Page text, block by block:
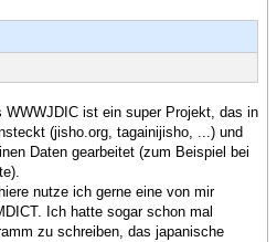
ist ein super Projekt, das in
(jisho.org, tagainijisho, ...) und
Daten gearbeitet (zum Beispiel bei
nutze ich gerne eine von mir
Ich hatte sogar schon mal
zu schreiben, das japanische